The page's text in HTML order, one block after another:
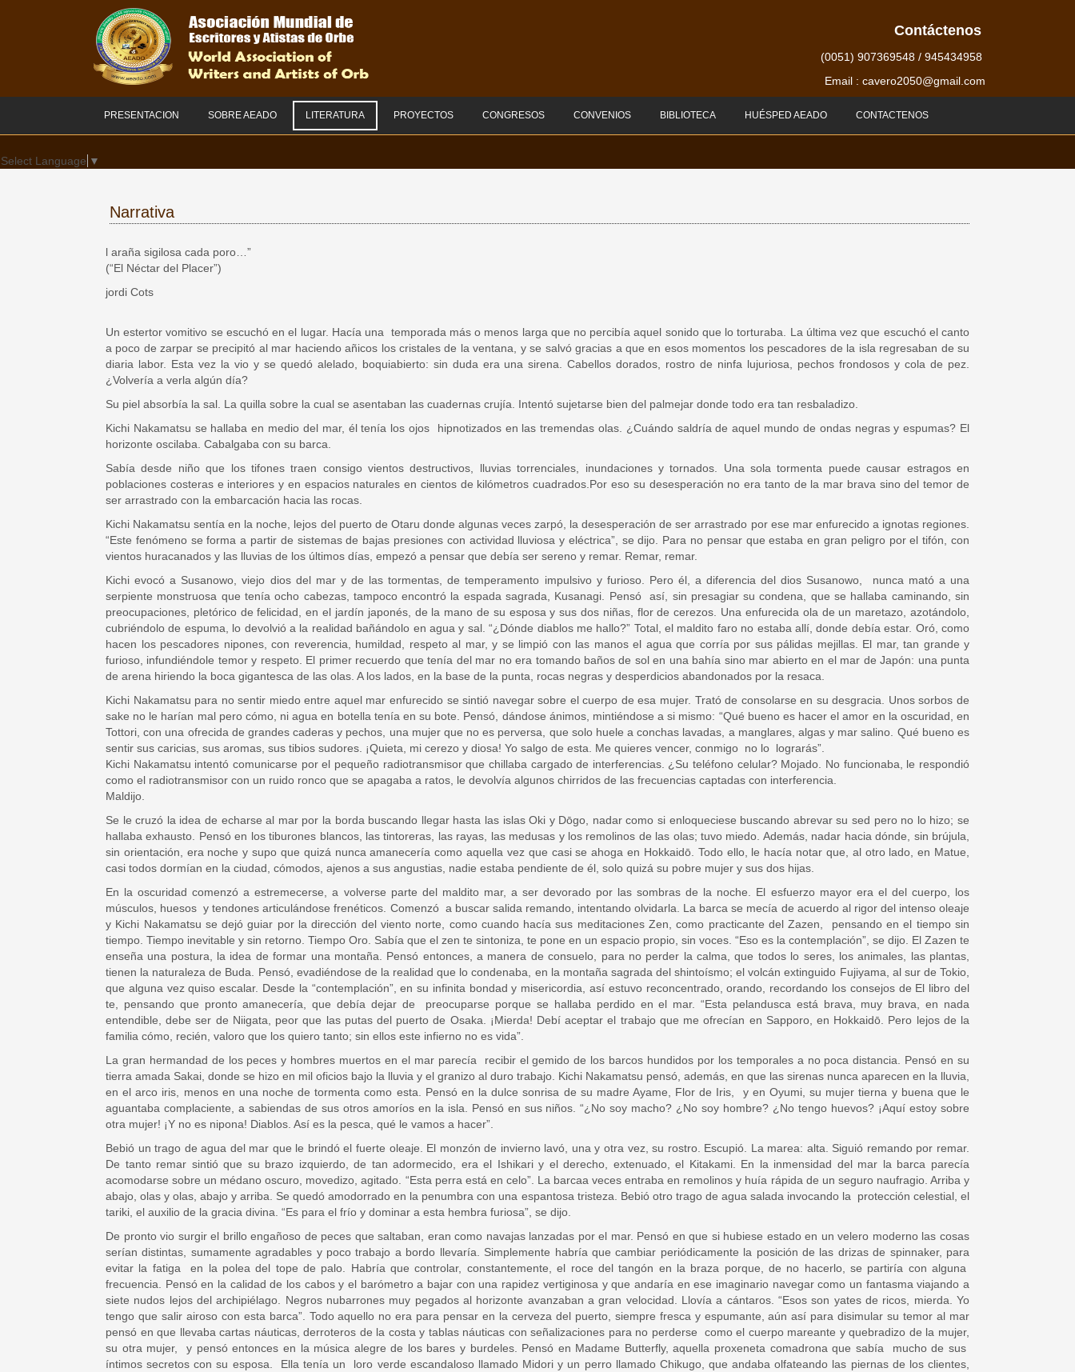
Contáctenos
(0051) 907369548 / 945434958
Email : cavero2050@gmail.com
PRESENTACION SOBRE AEADO LITERATURA PROYECTOS CONGRESOS CONVENIOS BIBLIOTECA HUÉSPED AEADO CONTACTENOS
Select Language ▼
Narrativa
l araña sigilosa cada poro…”
(“El Néctar del Placer”)
jordi Cots
Un estertor vomitivo se escuchó en el lugar. Hacía una temporada más o menos larga que no percibía aquel sonido que lo torturaba. La última vez que escuchó el canto
a poco de zarpar se precipitó al mar haciendo añicos los cristales de la ventana, y se salvó gracias a que en esos momentos los pescadores de la isla regresaban de su
diaria labor. Esta vez la vio y se quedó alelado, boquiabierto: sin duda era una sirena. Cabellos dorados, rostro de ninfa lujuriosa, pechos frondosos y cola de pez.
¿Volvería a verla algún día?
Su piel absorbía la sal. La quilla sobre la cual se asentaban las cuadernas crujía. Intentó sujetarse bien del palmejar donde todo era tan resbaladizo.
Kichi Nakamatsu se hallaba en medio del mar, él tenía los ojos hipnotizados en las tremendas olas. ¿Cuándo saldría de aquel mundo de ondas negras y espumas? El
horizonte oscilaba. Cabalgaba con su barca.
Sabía desde niño que los tifones traen consigo vientos destructivos, lluvias torrenciales, inundaciones y tornados. Una sola tormenta puede causar estragos en
poblaciones costeras e interiores y en espacios naturales en cientos de kilómetros cuadrados.Por eso su desesperación no era tanto de la mar brava sino del temor de
ser arrastrado con la embarcación hacia las rocas.
Kichi Nakamatsu sentía en la noche, lejos del puerto de Otaru donde algunas veces zarpó, la desesperación de ser arrastrado por ese mar enfurecido a ignotas regiones.
“Este fenómeno se forma a partir de sistemas de bajas presiones con actividad lluviosa y eléctrica”, se dijo. Para no pensar que estaba en gran peligro por el tifón, con
vientos huracanados y las lluvias de los últimos días, empezó a pensar que debía ser sereno y remar. Remar, remar.
Kichi evocó a Susanowo, viejo dios del mar y de las tormentas, de temperamento impulsivo y furioso. Pero él, a diferencia del dios Susanowo, nunca mató a una
serpiente monstruosa que tenía ocho cabezas, tampoco encontró la espada sagrada, Kusanagi. Pensó así, sin presagiar su condena, que se hallaba caminando, sin
preocupaciones, pletórico de felicidad, en el jardín japonés, de la mano de su esposa y sus dos niñas, flor de cerezos. Una enfurecida ola de un maretazo, azotándolo,
cubriéndolo de espuma, lo devolvió a la realidad bañándolo en agua y sal. “¿Dónde diablos me hallo?” Total, el maldito faro no estaba allí, donde debía estar. Oró, como
hacen los pescadores nipones, con reverencia, humildad, respeto al mar, y se limpió con las manos el agua que corría por sus pálidas mejillas. El mar, tan grande y
furioso, infundiéndole temor y respeto. El primer recuerdo que tenía del mar no era tomando baños de sol en una bahía sino mar abierto en el mar de Japón: una punta
de arena hiriendo la boca gigantesca de las olas. A los lados, en la base de la punta, rocas negras y desperdicios abandonados por la resaca.
Kichi Nakamatsu para no sentir miedo entre aquel mar enfurecido se sintió navegar sobre el cuerpo de esa mujer. Trató de consolarse en su desgracia. Unos sorbos de
sake no le harían mal pero cómo, ni agua en botella tenía en su bote. Pensó, dándose ánimos, mintiéndose a si mismo: “Qué bueno es hacer el amor en la oscuridad, en
Tottori, con una ofrecida de grandes caderas y pechos, una mujer que no es perversa, que solo huele a conchas lavadas, a manglares, algas y mar salino. Qué bueno es
sentir sus caricias, sus aromas, sus tibios sudores. ¡Quieta, mi cerezo y diosa! Yo salgo de esta. Me quieres vencer, conmigo no lo lograrás”.
Kichi Nakamatsu intentó comunicarse por el pequeño radiotransmisor que chillaba cargado de interferencias. ¿Su teléfono celular? Mojado. No funcionaba, le respondió
como el radiotransmisor con un ruido ronco que se apagaba a ratos, le devolvía algunos chirridos de las frecuencias captadas con interferencia.
Maldijo.
Se le cruzó la idea de echarse al mar por la borda buscando llegar hasta las islas Oki y Dōgo, nadar como si enloqueciese buscando abrevar su sed pero no lo hizo; se
hallaba exhausto. Pensó en los tiburones blancos, las tintoreras, las rayas, las medusas y los remolinos de las olas; tuvo miedo. Además, nadar hacia dónde, sin brújula,
sin orientación, era noche y supo que quizá nunca amanecería como aquella vez que casi se ahoga en Hokkaidō. Todo ello, le hacía notar que, al otro lado, en Matue,
casi todos dormían en la ciudad, cómodos, ajenos a sus angustias, nadie estaba pendiente de él, solo quizá su pobre mujer y sus dos hijas.
En la oscuridad comenzó a estremecerse, a volverse parte del maldito mar, a ser devorado por las sombras de la noche. El esfuerzo mayor era el del cuerpo, los
músculos, huesos y tendones articulándose frenéticos. Comenzó a buscar salida remando, intentando olvidarla. La barca se mecía de acuerdo al rigor del intenso oleaje
y Kichi Nakamatsu se dejó guiar por la dirección del viento norte, como cuando hacía sus meditaciones Zen, como practicante del Zazen, pensando en el tiempo sin
tiempo. Tiempo inevitable y sin retorno. Tiempo Oro. Sabía que el zen te sintoniza, te pone en un espacio propio, sin voces. “Eso es la contemplación”, se dijo. El Zazen te
enseña una postura, la idea de formar una montaña. Pensó entonces, a manera de consuelo, para no perder la calma, que todos lo seres, los animales, las plantas,
tienen la naturaleza de Buda. Pensó, evadiéndose de la realidad que lo condenaba, en la montaña sagrada del shintoísmo; el volcán extinguido Fujiyama, al sur de Tokio,
que alguna vez quiso escalar. Desde la “contemplación”, en su infinita bondad y misericordia, así estuvo reconcentrado, orando, recordando los consejos de El libro del
te, pensando que pronto amanecería, que debía dejar de preocuparse porque se hallaba perdido en el mar. “Esta pelandusca está brava, muy brava, en nada
entendible, debe ser de Niigata, peor que las putas del puerto de Osaka. ¡Mierda! Debí aceptar el trabajo que me ofrecían en Sapporo, en Hokkaidō. Pero lejos de la
familia cómo, recién, valoro que los quiero tanto; sin ellos este infierno no es vida”.
La gran hermandad de los peces y hombres muertos en el mar parecía recibir el gemido de los barcos hundidos por los temporales a no poca distancia. Pensó en su
tierra amada Sakai, donde se hizo en mil oficios bajo la lluvia y el granizo al duro trabajo. Kichi Nakamatsu pensó, además, en que las sirenas nunca aparecen en la lluvia,
en el arco iris, menos en una noche de tormenta como esta. Pensó en la dulce sonrisa de su madre Ayame, Flor de Iris, y en Oyumi, su mujer tierna y buena que le
aguantaba complaciente, a sabiendas de sus otros amoríos en la isla. Pensó en sus niños. “¿No soy macho? ¿No soy hombre? ¿No tengo huevos? ¡Aquí estoy sobre
otra mujer! ¡Y no es nipona! Diablos. Así es la pesca, qué le vamos a hacer”.
Bebió un trago de agua del mar que le brindó el fuerte oleaje. El monzón de invierno lavó, una y otra vez, su rostro. Escupió. La marea: alta. Siguió remando por remar.
De tanto remar sintió que su brazo izquierdo, de tan adormecido, era el Ishikari y el derecho, extenuado, el Kitakami. En la inmensidad del mar la barca parecía
acomodarse sobre un médano oscuro, movedizo, agitado. “Esta perra está en celo”. La barcaa veces entraba en remolinos y huía rápida de un seguro naufragio. Arriba y
abajo, olas y olas, abajo y arriba. Se quedó amodorrado en la penumbra con una espantosa tristeza. Bebió otro trago de agua salada invocando la protección celestial, el
tariki, el auxilio de la gracia divina. “Es para el frío y dominar a esta hembra furiosa”, se dijo.
De pronto vio surgir el brillo engañoso de peces que saltaban, eran como navajas lanzadas por el mar. Pensó en que si hubiese estado en un velero moderno las cosas
serían distintas, sumamente agradables y poco trabajo a bordo llevaría. Simplemente habría que cambiar periódicamente la posición de las drizas de spinnaker, para
evitar la fatiga en la polea del tope de palo. Habría que controlar, constantemente, el roce del tangón en la braza porque, de no hacerlo, se partiría con alguna
frecuencia. Pensó en la calidad de los cabos y el barómetro a bajar con una rapidez vertiginosa y que andaría en ese imaginario navegar como un fantasma viajando a
siete nudos lejos del archipiélago. Negros nubarrones muy pegados al horizonte avanzaban a gran velocidad. Llovía a cántaros. “Esos son yates de ricos, mierda. Yo
tengo que salir airoso con esta barca”. Todo aquello no era para pensar en la cerveza del puerto, siempre fresca y espumante, aún así para disimular su temor al mar
pensó en que llevaba cartas náuticas, derroteros de la costa y tablas náuticas con señalizaciones para no perderse como el cuerpo mareante y quebradizo de la mujer,
su otra mujer, y pensó entonces en la música alegre de los bares y burdeles. Pensó en Madame Butterfly, aquella proxeneta comadrona que sabía mucho de sus
íntimos secretos con su esposa. Ella tenía un loro verde escandaloso llamado Midori y un perro llamado Chikugo, que andaba olfateando las piernas de los clientes,